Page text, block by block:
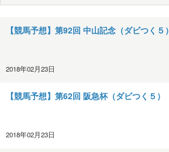
【競馬予想】第92回 中山記念（ダビつく５）
2018年02月23日
【競馬予想】第62回 阪急杯（ダビつく５）
2018年02月23日